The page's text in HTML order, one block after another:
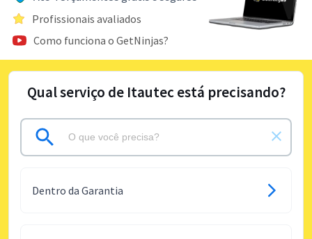
Profissionais avaliados
Como funciona o GetNinjas?
Qual serviço de Itautec está precisando?
Dentro da Garantia